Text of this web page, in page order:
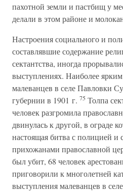
пахотной земли и пастбищ у
делали в этом районе и
Настроения социального и
составлявшие содержание
сектантства, иногда
выступлениях. Наиболее
малеванцев в селе Павловки
губернии в 1901 г. 75 Толпа
человек разгромила
двинулась к другой, в ограде
настоящая битва с полицией и
прихожанами православной
был убит, 68 человек
приговорили к многолетней
выступления малеванцев в